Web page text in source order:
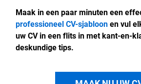
Maak in een paar minuten een
professioneel CV-sjabloonen vul
uw CV in een flits in met kant-en-
deskundige tips.